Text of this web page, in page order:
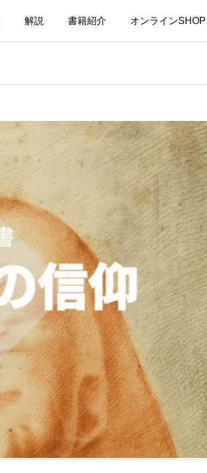
解説 書籍紹介 オンラインSHOP